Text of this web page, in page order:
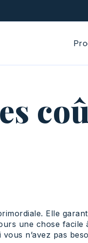
Elle
une chose
n’avez pas